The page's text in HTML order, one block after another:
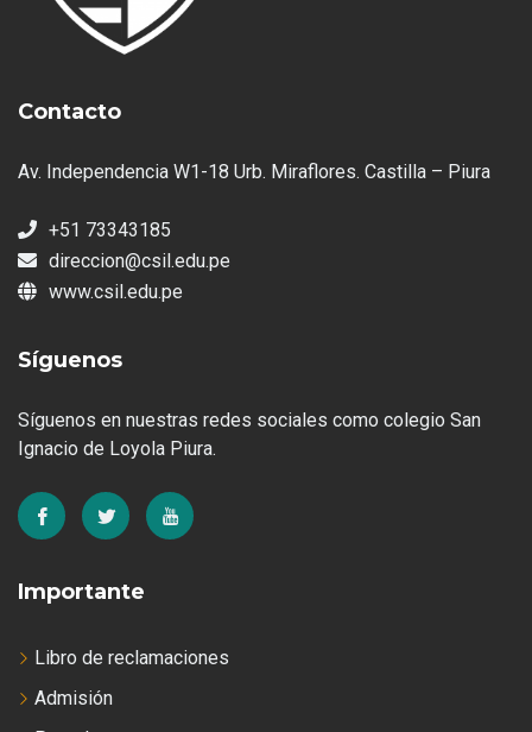
Contacto
Av. Independencia W1-18 Urb. Miraflores. Castilla – Piura
+51 73343185
direccion@csil.edu.pe
www.csil.edu.pe
Síguenos
Síguenos en nuestras redes sociales como colegio San
Ignacio de Loyola Piura.
Importante
Libro de reclamaciones
Admisión